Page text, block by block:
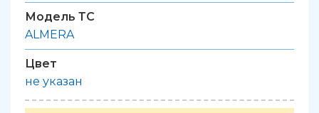
Модель ТС
ALMERA
Цвет
не указан